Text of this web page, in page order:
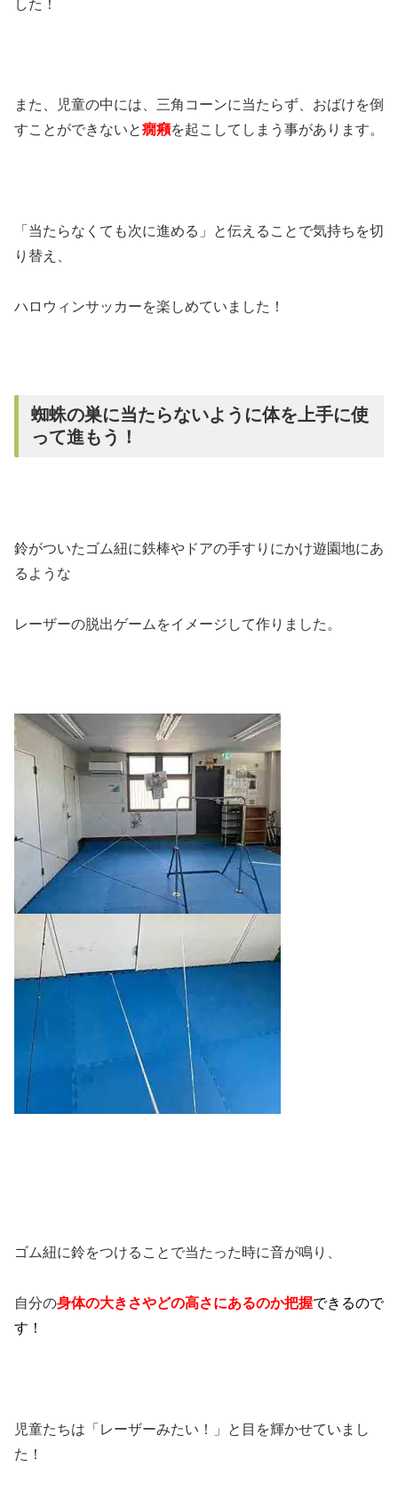
した！
また、児童の中には、三角コーンに当たらず、おばけを倒
すことができないと癇癪を起こしてしまう事があります。
「当たらなくても次に進める」と伝えることで気持ちを切
り替え、
ハロウィンサッカーを楽しめていました！
蜘蛛の巣に当たらないように体を上手に使
って進もう！
鈴がついたゴム紐に鉄棒やドアの手すりにかけ遊園地にあ
るような
レーザーの脱出ゲームをイメージして作りました。
ゴム紐に鈴をつけることで当たった時に音が鳴り、
自分の身体の大きさやどの高さにあるのか把握できるので
す！
児童たちは「レーザーみたい！」と目を輝かせていまし
た！